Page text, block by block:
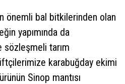
önemli bal bitkilerinden olan
yapımında da
sözleşmeli tarım
karabuğday ekimi
Sinop mantısı